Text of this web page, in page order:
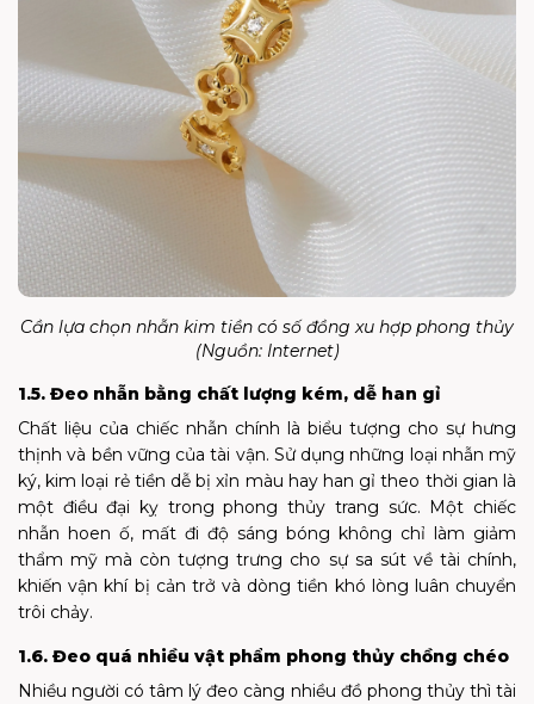
Cần lựa chọn nhẫn kim tiền có số đồng xu hợp phong thủy
(Nguồn: Internet)
1.5. Đeo nhẫn bằng chất lượng kém, dễ han gỉ
Chất liệu của chiếc nhẫn chính là biểu tượng cho sự hưng
thịnh và bền vững của tài vận. Sử dụng những loại nhẫn mỹ
ký, kim loại rẻ tiền dễ bị xỉn màu hay han gỉ theo thời gian là
một điều đại kỵ trong phong thủy trang sức. Một chiếc
nhẫn hoen ố, mất đi độ sáng bóng không chỉ làm giảm
thẩm mỹ mà còn tượng trưng cho sự sa sút về tài chính,
khiến vận khí bị cản trở và dòng tiền khó lòng luân chuyển
trôi chảy.
1.6. Đeo quá nhiều vật phẩm phong thủy chồng chéo
Nhiều người có tâm lý đeo càng nhiều đồ phong thủy thì tài